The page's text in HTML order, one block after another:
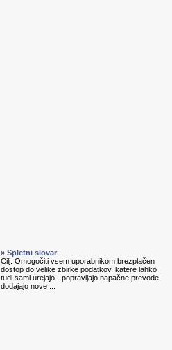
» Spletni slovar
Cilj: Omogočiti vsem uporabnikom brezplačen
dostop do velike zbirke podatkov, katere lahko
tudi sami urejajo - popravljajo napačne prevode,
dodajajo nove ...